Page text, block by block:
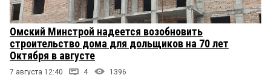
Омский Минстрой надеется возобновить
строительство дома для дольщиков на 70 лет
Октября в августе
7 августа 12:40 4 1396